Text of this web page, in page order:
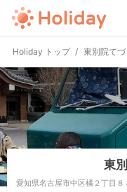
Holiday トップ 東別院て
東
愛知県名古屋市中区橘２丁目